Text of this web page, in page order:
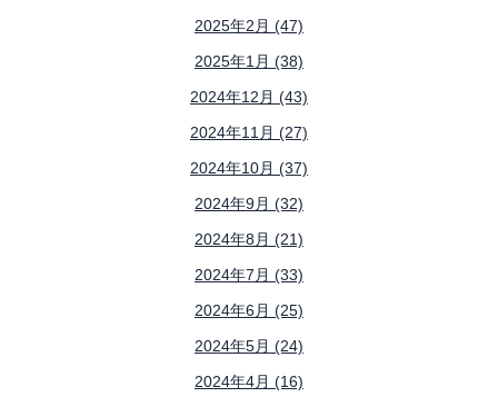
2025年2月 (47)
2025年1月 (38)
2024年12月 (43)
2024年11月 (27)
2024年10月 (37)
2024年9月 (32)
2024年8月 (21)
2024年7月 (33)
2024年6月 (25)
2024年5月 (24)
2024年4月 (16)